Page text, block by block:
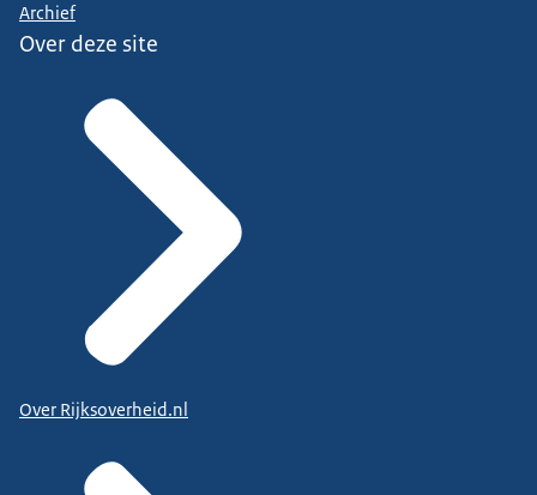
Archief
Over deze site
Over Rijksoverheid.nl